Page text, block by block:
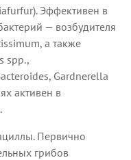
Эффективен в
— возбудителя
а также
spp.,
Gardnerella
активен в
Первично
грибов